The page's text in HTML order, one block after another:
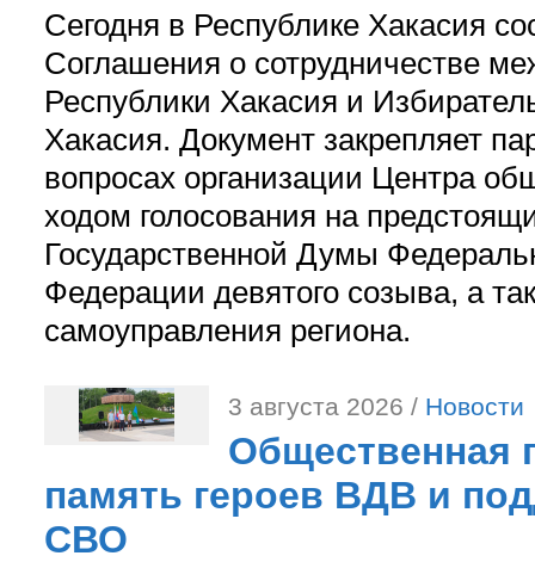
Сегодня в Республике Хакасия
Соглашения о сотрудничестве
Республики Хакасия и
Хакасия. Документ закрепляет
вопросах организации Центра
ходом голосования на
Государственной Думы
Федерации девятого созыва, а
самоуправления региона.
3 августа 2026 / Новости
Общественная
память героев ВДВ и
СВО